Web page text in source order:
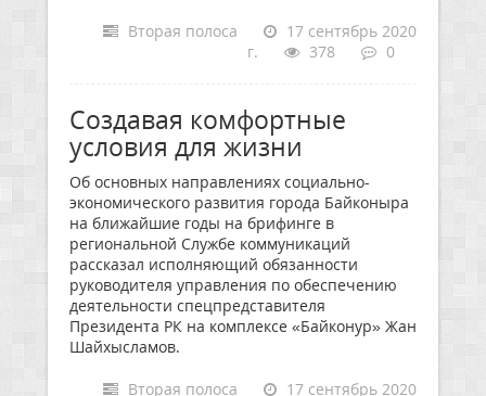
Вторая полоса
17 сентябрь 2020
г.
378 0
Создавая комфортные
условия для жизни
Об основных направлениях социально-
экономического развития города Байконыра
на ближайшие годы на брифинге в
региональной Службе коммуникаций
рассказал исполняющий обязанности
руководителя управления по обеспечению
деятельности спецпредставителя
Президента РК на комплексе «Байконур» Жан
Шайхысламов.
Вторая полоса
17 сентябрь 2020